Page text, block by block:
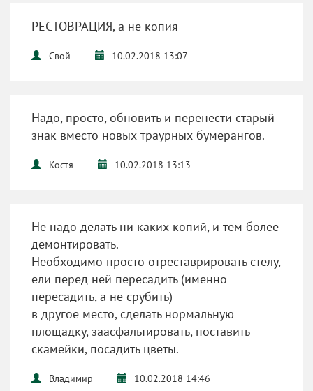
РЕСТОВРАЦИЯ, а не копия
Свой 10.02.2018 13:07
Надо, просто, обновить и перенести старый
знак вместо новых траурных бумерангов.
Костя 10.02.2018 13:13
Не надо делать ни каких копий, и тем более
демонтировать.
Необходимо просто отреставрировать стелу,
ели перед ней пересадить (именно
пересадить, а не срубить)
в другое место, сделать нормальную
площадку, заасфальтировать, поставить
скамейки, посадить цветы.
Владимир 10.02.2018 14:46